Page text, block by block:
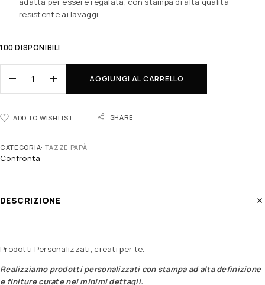
resistente ai lavaggi
100 DISPONIBILI
AGGIUNGI AL CARRELLO
ADD TO WISHLIST SHARE
CATEGORIA: TAZZE PAPÀ
Confronta
DESCRIZIONE
Prodotti Personalizzati, creati per te.
Realizziamo prodotti personalizzati con stampa ad alta definizione
e finiture curate nei minimi dettagli.